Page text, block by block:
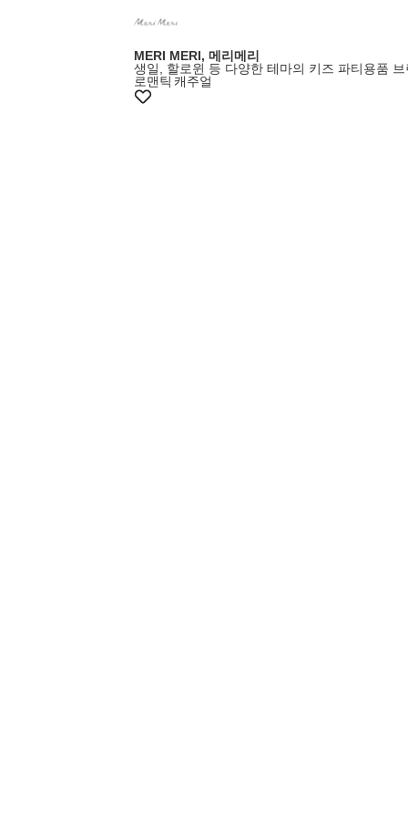
MERI MERI, 메리메리
생일, 할로윈 등 다양한 테마의 키즈 파티용품 브
로맨틱 캐주얼